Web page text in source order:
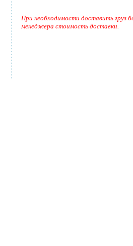
При необходимости доставить груз
менеджера стоимость доставки.